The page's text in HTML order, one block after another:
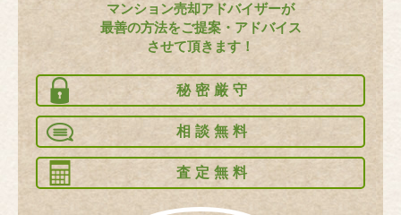
マンション売却アドバイザーが
最善の方法をご提案・アドバイス
させて頂きます！
秘密厳守
相談無料
査定無料